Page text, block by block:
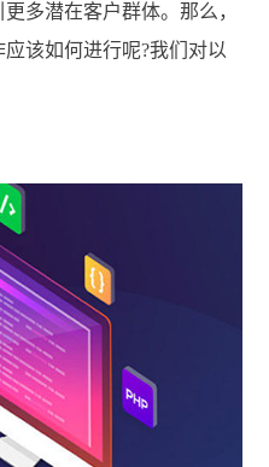
多潜在客户群体。那么，
应该如何进行呢?我们对以